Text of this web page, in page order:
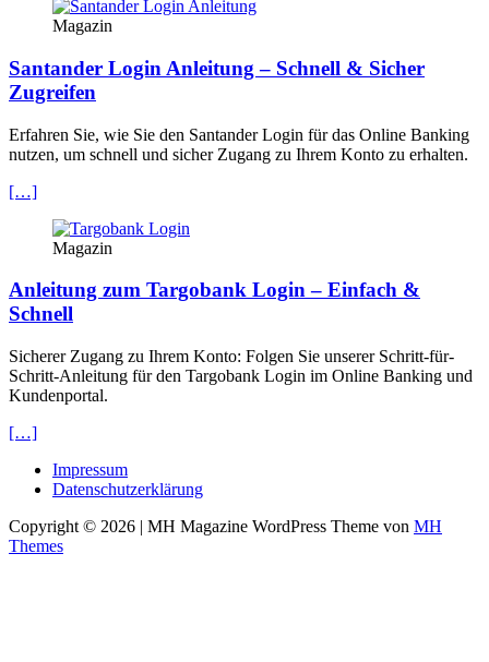
Magazin
Santander Login Anleitung – Schnell & Sicher
Zugreifen
Erfahren Sie, wie Sie den Santander Login für das Online Banking
nutzen, um schnell und sicher Zugang zu Ihrem Konto zu erhalten.
[…]
Magazin
Anleitung zum Targobank Login – Einfach &
Schnell
Sicherer Zugang zu Ihrem Konto: Folgen Sie unserer Schritt-für-
Schritt-Anleitung für den Targobank Login im Online Banking und
Kundenportal.
[…]
Impressum
Datenschutzerklärung
Copyright © 2026 | MH Magazine WordPress Theme von MH
Themes